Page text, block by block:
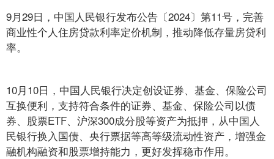
9月29日，中国人民银行发布公告〔2024〕第11号，完善
商业性个人住房贷款利率定价机制，推动降低存量房贷利
率。
10月10日，中国人民银行决定创设证券、基金、保险公司
互换便利，支持符合条件的证券、基金、保险公司以债
券、股票ETF、沪深300成分股等资产为抵押，从中国人
民银行换入国债、央行票据等高等级流动性资产，增强金
融机构融资和股票增持能力，更好发挥稳市作用。